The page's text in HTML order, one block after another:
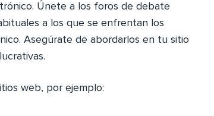
Únete a los foros de debate
a los que se enfrentan los
Asegúrate de abordarlos en tu sitio
web, por ejemplo: